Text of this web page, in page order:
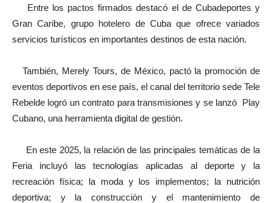
Entre los pactos firmados destacó el de Cubadeportes y
Gran Caribe, grupo hotelero de Cuba que ofrece variados
servicios turísticos en importantes destinos de esta nación.
También, Merely Tours, de México, pactó la promoción de
eventos deportivos en ese país, el canal del territorio sede Tele
Rebelde logró un contrato para transmisiones y se lanzó Play
Cubano, una herramienta digital de gestión.
En este 2025, la relación de las principales temáticas de la
Feria incluyó las tecnologías aplicadas al deporte y la
recreación física; la moda y los implementos; la nutrición
deportiva; y la construcción y el mantenimiento de